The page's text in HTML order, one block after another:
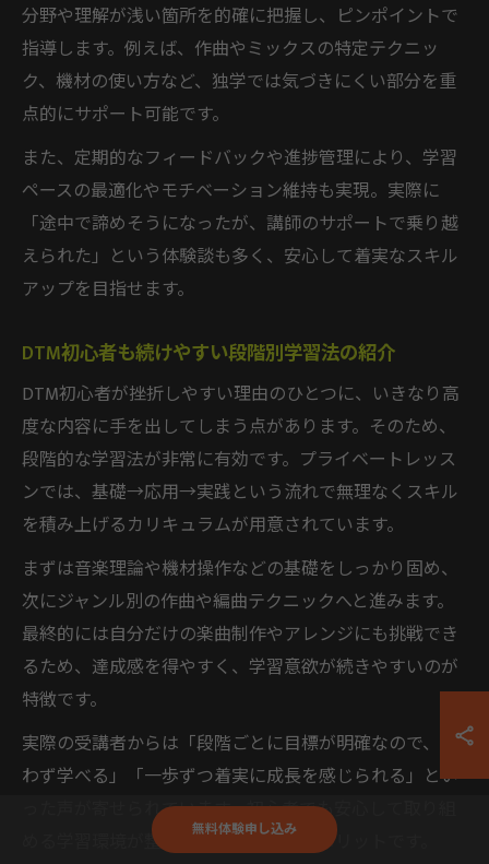
分野や理解が浅い箇所を的確に把握し、ピンポイントで
指導します。例えば、作曲やミックスの特定テクニッ
ク、機材の使い方など、独学では気づきにくい部分を重
点的にサポート可能です。
また、定期的なフィードバックや進捗管理により、学習
ペースの最適化やモチベーション維持も実現。実際に
「途中で諦めそうになったが、講師のサポートで乗り越
えられた」という体験談も多く、安心して着実なスキル
アップを目指せます。
DTM初心者も続けやすい段階別学習法の紹介
DTM初心者が挫折しやすい理由のひとつに、いきなり高
度な内容に手を出してしまう点があります。そのため、
段階的な学習法が非常に有効です。プライベートレッス
ンでは、基礎→応用→実践という流れで無理なくスキル
を積み上げるカリキュラムが用意されています。
まずは音楽理論や機材操作などの基礎をしっかり固め、
次にジャンル別の作曲や編曲テクニックへと進みます。
最終的には自分だけの楽曲制作やアレンジにも挑戦でき
るため、達成感を得やすく、学習意欲が続きやすいのが
特徴です。
実際の受講者からは「段階ごとに目標が明確なので、迷
わず学べる」「一歩ずつ着実に成長を感じられる」とい
った声が寄せられています。初心者でも安心して取り組
める学習環境が整っている点が大きなメリットです。
無料体験申し込み